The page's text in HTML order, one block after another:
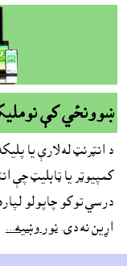
ښوونځي کې
د انټرنټ له لارې يا
کمپيوټر يا ټابليټ چې
درسي توکو چاپولو
اړين نه دى. نور وښيه...